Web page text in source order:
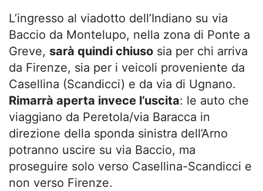
L’ingresso al viadotto dell’Indiano su via
Baccio da Montelupo, nella zona di Ponte a
Greve, sarà quindi chiuso sia per chi arriva
da Firenze, sia per i veicoli proveniente da
Casellina (Scandicci) e da via di Ugnano.
Rimarrà aperta invece l’uscita: le auto che
viaggiano da Peretola/via Baracca in
direzione della sponda sinistra dell’Arno
potranno uscire su via Baccio, ma
proseguire solo verso Casellina-Scandicci e
non verso Firenze.